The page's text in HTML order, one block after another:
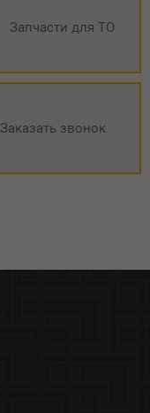
Запчасти для ТО
Заказать звонок